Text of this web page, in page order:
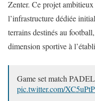
Zenter. Ce projet
l’infrastructure dédiée
terrains destinés au
dimension sportive à
Game set match
pic.twitter.com/